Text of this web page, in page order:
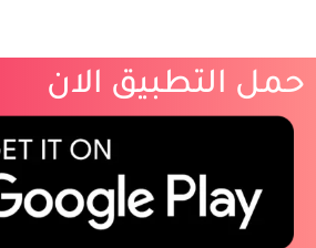
حمل التطبيق الان